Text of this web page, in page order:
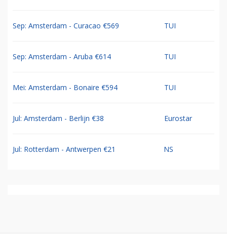
Sep: Amsterdam - Curacao €569 TUI
Sep: Amsterdam - Aruba €614 TUI
Mei: Amsterdam - Bonaire €594 TUI
Jul: Amsterdam - Berlijn €38 Eurostar
Jul: Rotterdam - Antwerpen €21 NS